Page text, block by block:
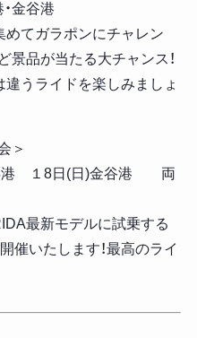
金谷港
ガラポンにチャレン
景品が当たる大チャンス！
うライドを楽しみましょ
＞
港 １8日(日)金谷港 両
最新モデルに試乗する
催いたします！最高のライ